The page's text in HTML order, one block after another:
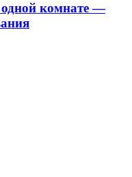
одной комнате —